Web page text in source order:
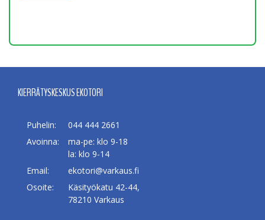
KIERRÄTYSKESKUS EKOTORI
Puhelin:
044 444 2661
Avoinna:
ma-pe: klo 9-18
la: klo 9-14
Email:
ekotori@varkaus.fi
Osoite:
Käsityökatu 42-44,
78210 Varkaus